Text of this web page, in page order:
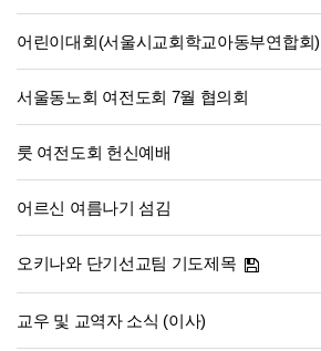
어린이대회(서울시교회학교아동부연합회
서울동노회 여전도회 7월 협의회
룻 여전도회 헌신예배
어르신 여름나기 섬김
오키나와 단기선교팀 기도제목
교우 및 교역자 소식 (이사)